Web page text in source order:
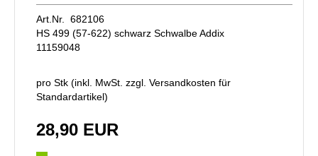
Art.Nr. 682106
HS 499 (57-622) schwarz Schwalbe Addix
11159048
pro Stk (inkl. MwSt. zzgl. Versandkosten für
Standardartikel)
28,90 EUR